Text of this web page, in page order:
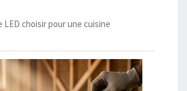
LED choisir pour une cuisine